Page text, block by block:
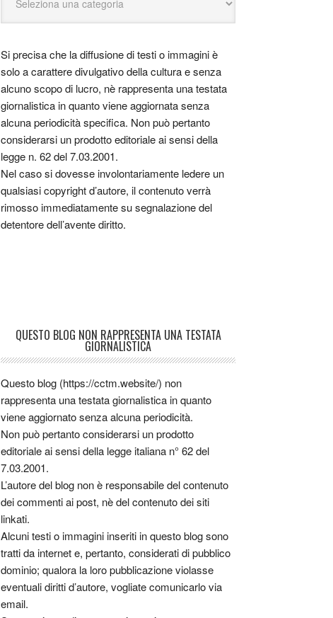
Si precisa che la diffusione di testi o immagini è
solo a carattere divulgativo della cultura e senza
alcuno scopo di lucro, nè rappresenta una testata
giornalistica in quanto viene aggiornata senza
alcuna periodicità specifica. Non può pertanto
considerarsi un prodotto editoriale ai sensi della
legge n. 62 del 7.03.2001.
Nel caso si dovesse involontariamente ledere un
qualsiasi copyright d’autore, il contenuto verrà
rimosso immediatamente su segnalazione del
detentore dell’avente diritto.
QUESTO BLOG NON RAPPRESENTA UNA TESTATA
GIORNALISTICA
Questo blog (https://cctm.website/) non
rappresenta una testata giornalistica in quanto
viene aggiornato senza alcuna periodicità.
Non può pertanto considerarsi un prodotto
editoriale ai sensi della legge italiana n° 62 del
7.03.2001.
L’autore del blog non è responsabile del contenuto
dei commenti ai post, nè del contenuto dei siti
linkati.
Alcuni testi o immagini inseriti in questo blog sono
tratti da internet e, pertanto, considerati di pubblico
dominio; qualora la loro pubblicazione violasse
eventuali diritti d’autore, vogliate comunicarlo via
email.